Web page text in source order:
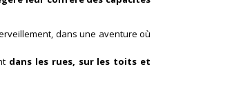
dans une aventure où
dans les rues, sur les toits et